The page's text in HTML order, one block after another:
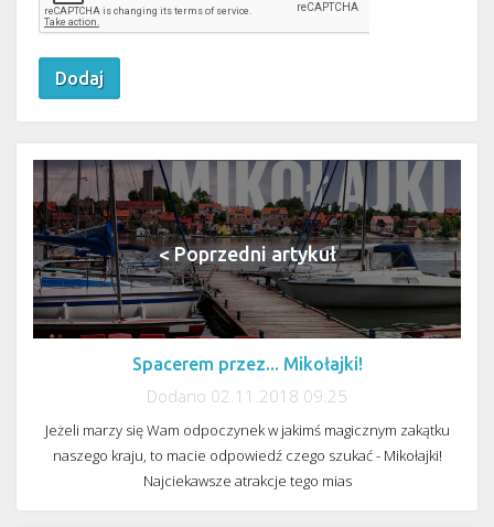
< Poprzedni artykuł
Spacerem przez... Mikołajki!
Dodano 02.11.2018 09:25
Jeżeli marzy się Wam odpoczynek w jakimś magicznym zakątku
naszego kraju, to macie odpowiedź czego szukać - Mikołajki!
Najciekawsze atrakcje tego mias